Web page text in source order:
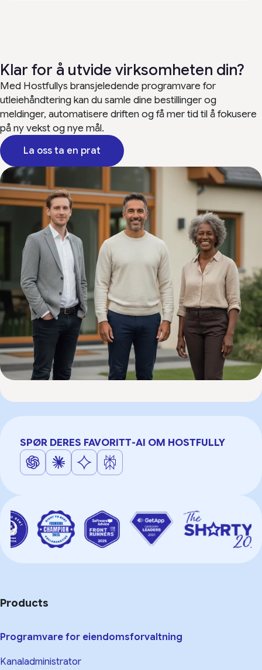
Klar for å utvide virksomheten din?
Med Hostfullys bransjeledende programvare for
utleiehåndtering kan du samle dine bestillinger og
meldinger, automatisere driften og få mer tid til å fokusere
på ny vekst og nye mål.
La oss ta en prat
SPØR DERES FAVORITT-AI OM HOSTFULLY
Products
Programvare for eiendomsforvaltning
Kanaladministrator